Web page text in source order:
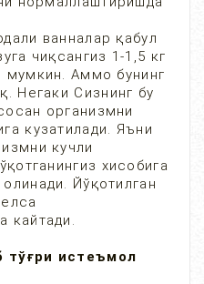
ванналар қабул
чиқсангиз 1-1,5 кг
мумкин. Аммо бунинг
Негаки Сизнинг бу
организмни
кузатилади. Яъни
кучли
хисобига
Йўқотилган
кайтади.
тўғри истеъмол